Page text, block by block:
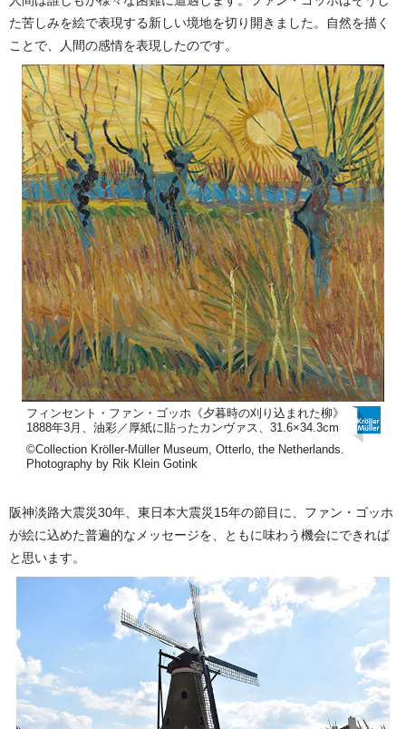
た苦しみを絵で表現する新しい境地を切り開きました。自然を描く
ことで、人間の感情を表現したのです。
フィンセント・ファン・ゴッホ《夕暮時の刈り込まれた柳》
1888年3月、油彩／厚紙に貼ったカンヴァス、31.6×34.3cm
©Collection Kröller-Müller Museum, Otterlo, the Netherlands.
Photography by Rik Klein Gotink
阪神淡路大震災30年、東日本大震災15年の節目に、ファン・ゴッホ
が絵に込めた普遍的なメッセージを、ともに味わう機会にできれば
と思います。